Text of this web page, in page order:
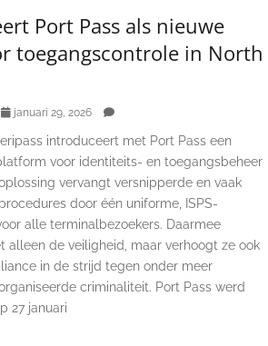
Port Pass als nieuwe
toegangscontrole in North
januari 29, 2026
introduceert met Port Pass een
voor identiteits- en toegangsbeheer
vervangt versnipperde en vaak
door één uniforme, ISPS-
alle terminalbezoekers. Daarmee
alleen de veiligheid, maar verhoogt ze ook
in de strijd tegen onder meer
criminaliteit. Port Pass werd
27 januari